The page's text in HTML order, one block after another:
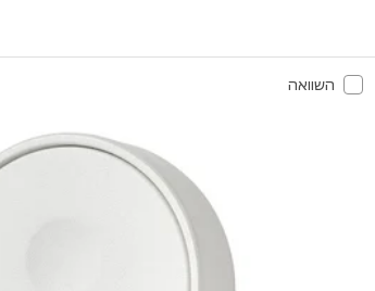
השוואה